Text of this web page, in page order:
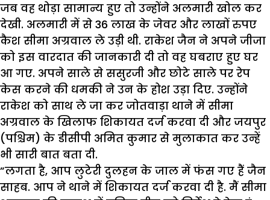
जब वह थोड़ा सामान्य हुए तो उन्होंने अलमारी खोल कर
देखी. अलमारी में से 36 लाख के जेवर और लाखों रुपए
कैश सीमा अग्रवाल ले उड़ी थी. राकेश जैन ने अपने जीजा
को इस वारदात की जानकारी दी तो वह घबराए हुए घर
आ गए. अपने साले से ससुरजी और छोटे साले पर रेप
केस करने की धमकी ने उन के होश उड़ा दिए. उन्होंने
राकेश को साथ ले जा कर जोतवाड़ा थाने में सीमा
अग्रवाल के खिलाफ शिकायत दर्ज करवा दी और जयपुर
(पश्चिम) के डीसीपी अमित कुमार से मुलाकात कर उन्हें
भी सारी बात बता दी.
”लगता है, आप लुटेरी दुलहन के जाल में फंस गए हैं जैन
साहब. आप ने थाने में शिकायत दर्ज करवा दी है. मैं सीमा